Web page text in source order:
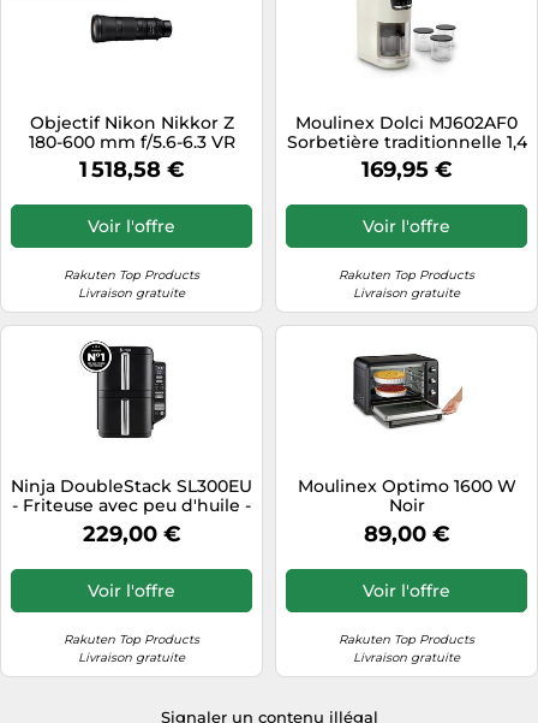
Objectif Nikon Nikkor Z
180-600 mm f/5.6-6.3 VR
1 518,58 €
Voir l'offre
Rakuten Top Products
Livraison gratuite
Moulinex Dolci MJ602AF0
Sorbetière traditionnelle 1,4
L 600 W Blanc
169,95 €
Voir l'offre
Rakuten Top Products
Livraison gratuite
Ninja DoubleStack SL300EU
- Friteuse avec peu d'huile -
7.6 litres - 2.47 kWatt - noir
229,00 €
Voir l'offre
Rakuten Top Products
Livraison gratuite
Moulinex Optimo 1600 W
Noir
89,00 €
Voir l'offre
Rakuten Top Products
Livraison gratuite
Signaler un contenu illégal